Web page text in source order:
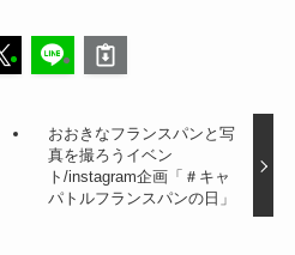
おおきなフランスパンと写
真を撮ろうイベン
ト/instagram企画「＃キャ
パトルフランスパンの日」